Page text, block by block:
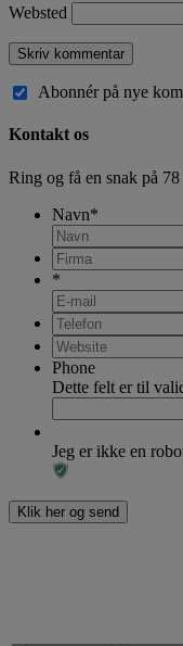
Websted
Abonnér på nye
Kontakt os
Ring og få en snak på
Navn*
*
Phone
Dette felt er til
Jeg er ikke en